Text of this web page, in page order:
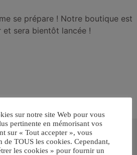
se prépare ! Notre boutique est
et sera bientôt lancée !
gratuitement pour
BARF gratuit !
sur notre site Web pour vous
pertinente en mémorisant vos
sur « Tout accepter », vous
de TOUS les cookies. Cependant,
les cookies » pour fournir un